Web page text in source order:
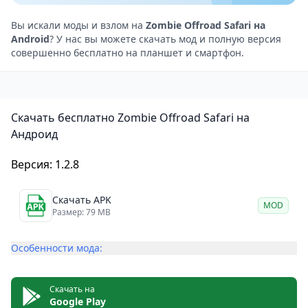
бронированных грузовиков. Каждый автомобиль
обладает своими характеристиками и
возможностями для улучшения, что делает
геймплей разнообразным и увлекательным. Игроки
сражаться с зомби.
Графика и звук
Графика в игре выполнена в стиле low-poly, что
устройствам. Тем не менее, она обладает
достаточной детализацией и динамикой, чтобы
стрельбы, взрывы и разнообразные ландшафты
Звуковое сопровождение поддерживает
Вы искали моды и взлом на Zombie Offroad Safari на
Android? У нас вы можете скачать мод и полную версия
совершенно бесплатно на планшет и смартфон.
Скачать бесплатно Zombie Offroad Safari на
Андроид
Версия: 1.2.8
Скачать APK
Размер: 79 MB
MOD
Особенности мода:
Скачать на
Google Play